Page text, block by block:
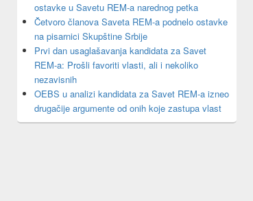
ostavke u Savetu REM-a narednog petka
Četvoro članova Saveta REM-a podnelo ostavke
na pisarnici Skupštine Srbije
Prvi dan usaglašavanja kandidata za Savet
REM-a: Prošli favoriti vlasti, ali i nekoliko
nezavisnih
OEBS u analizi kandidata za Savet REM-a izneo
drugačije argumente od onih koje zastupa vlast